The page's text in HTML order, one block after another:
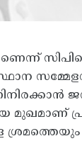
മുഖമാണ്